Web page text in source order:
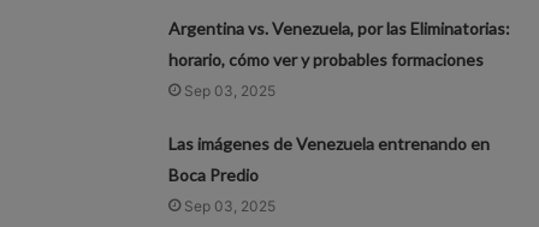
Argentina vs. Venezuela, por las Eliminatorias:
horario, cómo ver y probables formaciones
Sep 03, 2025
Las imágenes de Venezuela entrenando en
Boca Predio
Sep 03, 2025